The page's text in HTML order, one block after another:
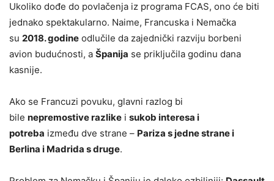
Ukoliko dođe do povlačenja iz programa FCAS, ono će biti
jednako spektakularno. Naime, Francuska i Nemačka
su 2018. godine odlučile da zajednički razviju borbeni
avion budućnosti, a Španija se priključila godinu dana
kasnije.
Ako se Francuzi povuku, glavni razlog bi
bile nepremostive razlike i sukob interesa i
potreba između dve strane – Pariza s jedne strane i
Berlina i Madrida s druge.